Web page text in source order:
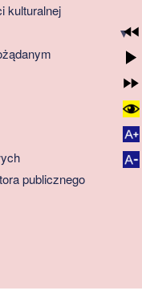
kulturalnej
publicznego